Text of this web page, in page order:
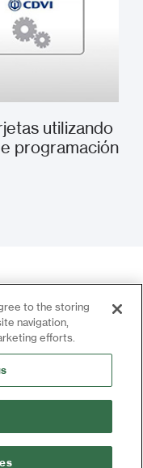
utilizando
programación
| CDVI
to the storing
navigation,
efforts.